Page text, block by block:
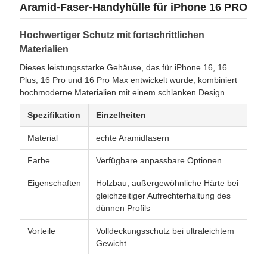
Aramid-Faser-Handyhülle für iPhone 16 PRO
Hochwertiger Schutz mit fortschrittlichen
Materialien
Dieses leistungsstarke Gehäuse, das für iPhone 16, 16
Plus, 16 Pro und 16 Pro Max entwickelt wurde, kombiniert
hochmoderne Materialien mit einem schlanken Design.
Spezifikation Einzelheiten
Material echte Aramidfasern
Farbe Verfügbare anpassbare Optionen
Eigenschaften
Holzbau, außergewöhnliche Härte bei
gleichzeitiger Aufrechterhaltung des
dünnen Profils
Vorteile
Volldeckungsschutz bei ultraleichtem
Gewicht